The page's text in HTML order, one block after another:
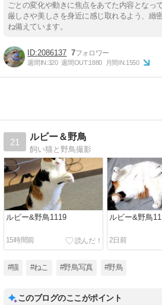
ごとの変化や動きに焦点をあてた内容となっ
厳しさや美しさを身近に感じ取れるよう、緻
ね備えています。
2086137 7
週間IN:320 週間OUT:1880 月間IN:1550
21
ルビー＆野鳥
飼い猫と野鳥撮影
ルビー&野鳥1119
15時間前
ルビー&野鳥
2日前
#猫 #ねこ #野鳥写真 #野鳥
このブログのここがポイント